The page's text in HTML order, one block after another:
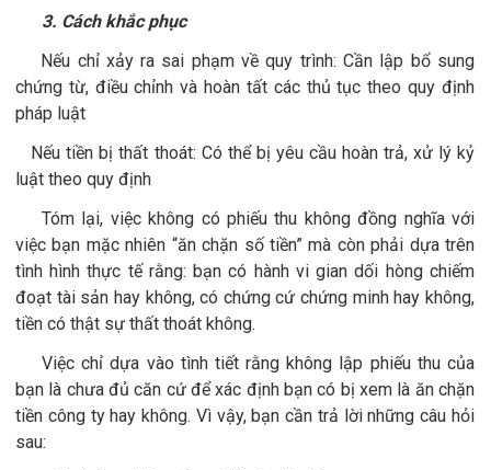
3. Cách khắc phục
Nếu chỉ xảy ra sai phạm về quy trình: Cần lập bổ sung
chứng từ, điều chỉnh và hoàn tất các thủ tục theo quy định
pháp luật
Nếu tiền bị thất thoát: Có thể bị yêu cầu hoàn trả, xử lý kỷ
luật theo quy định
Tóm lại, việc không có phiếu thu không đồng nghĩa với
việc bạn mặc nhiên “ăn chặn số tiền” mà còn phải dựa trên
tình hình thực tế rằng: bạn có hành vi gian dối hòng chiếm
đoạt tài sản hay không, có chứng cứ chứng minh hay không,
tiền có thật sự thất thoát không.
Việc chỉ dựa vào tình tiết rằng không lập phiếu thu của
bạn là chưa đủ căn cứ để xác định bạn có bị xem là ăn chặn
tiền công ty hay không. Vì vậy, bạn cần trả lời những câu hỏi
sau: